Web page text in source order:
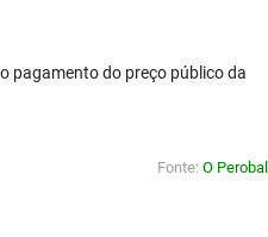
pagamento do preço público da
Fonte: O Perobal